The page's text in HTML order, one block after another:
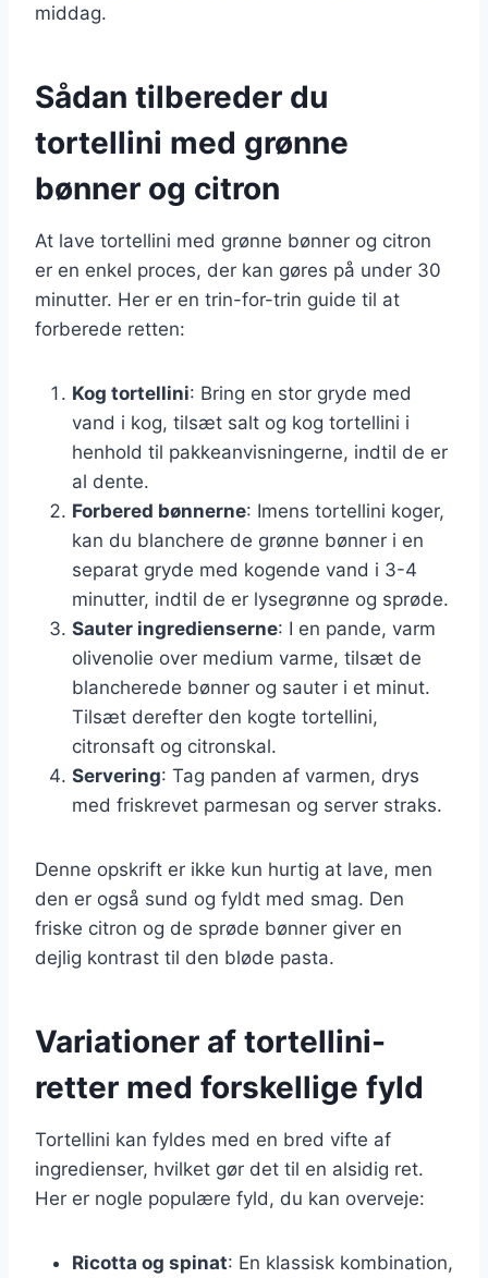
middag.
Sådan tilbereder du
tortellini med grønne
bønner og citron
At lave tortellini med grønne bønner og citron
er en enkel proces, der kan gøres på under 30
minutter. Her er en trin-for-trin guide til at
forberede retten:
Kog tortellini: Bring en stor gryde med
vand i kog, tilsæt salt og kog tortellini i
henhold til pakkeanvisningerne, indtil de er
al dente.
Forbered bønnerne: Imens tortellini koger,
kan du blanchere de grønne bønner i en
separat gryde med kogende vand i 3-4
minutter, indtil de er lysegrønne og sprøde.
Sauter ingredienserne: I en pande, varm
olivenolie over medium varme, tilsæt de
blancherede bønner og sauter i et minut.
Tilsæt derefter den kogte tortellini,
citronsaft og citronskal.
Servering: Tag panden af varmen, drys
med friskrevet parmesan og server straks.
Denne opskrift er ikke kun hurtig at lave, men
den er også sund og fyldt med smag. Den
friske citron og de sprøde bønner giver en
dejlig kontrast til den bløde pasta.
Variationer af tortellini-
retter med forskellige fyld
Tortellini kan fyldes med en bred vifte af
ingredienser, hvilket gør det til en alsidig ret.
Her er nogle populære fyld, du kan overveje:
Ricotta og spinat: En klassisk kombination,